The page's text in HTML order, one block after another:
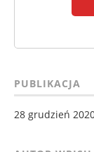
PUBLIKACJA
28 grudzień